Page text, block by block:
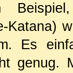
Katana)
Es
genug.